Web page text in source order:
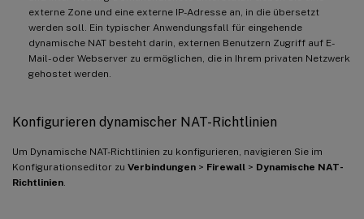
externe Zone und eine externe IP-Adresse an, in die übersetzt
werden soll. Ein typischer Anwendungsfall für eingehende
dynamische NAT besteht darin, externen Benutzern Zugriff auf E-
Mail- oder Webserver zu ermöglichen, die in Ihrem privaten Netzwerk
gehostet werden.
Konfigurieren dynamischer NAT-Richtlinien
Um Dynamische NAT-Richtlinien zu konfigurieren, navigieren Sie im
Konfigurationseditor zu Verbindungen > Firewall > Dynamische NAT-
Richtlinien